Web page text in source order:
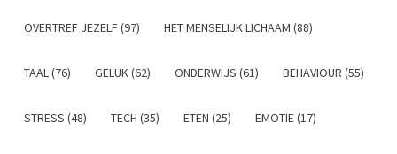
OVERTREF JEZELF (97) HET MENSELIJK LICHAAM (88)
TAAL (76) GELUK (62) ONDERWIJS (61) BEHAVIOUR (55)
STRESS (48) TECH (35) ETEN (25) EMOTIE (17)